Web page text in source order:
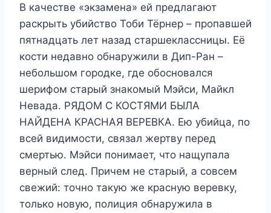
В качестве «экзамена» ей предлагают
раскрыть убийство Тоби Тёрнер – пропавшей
пятнадцать лет назад старшеклассницы. Её
кости недавно обнаружили в Дип-Ран –
небольшом городке, где обосновался
шерифом старый знакомый Мэйси, Майкл
Невада. РЯДОМ С КОСТЯМИ БЫЛА
НАЙДЕНА КРАСНАЯ ВЕРЕВКА. Ею убийца, по
всей видимости, связал жертву перед
смертью. Мэйси понимает, что нащупала
верный след. Причем не старый, а совсем
свежий: точно такую же красную веревку,
только новую, полиция обнаружила в